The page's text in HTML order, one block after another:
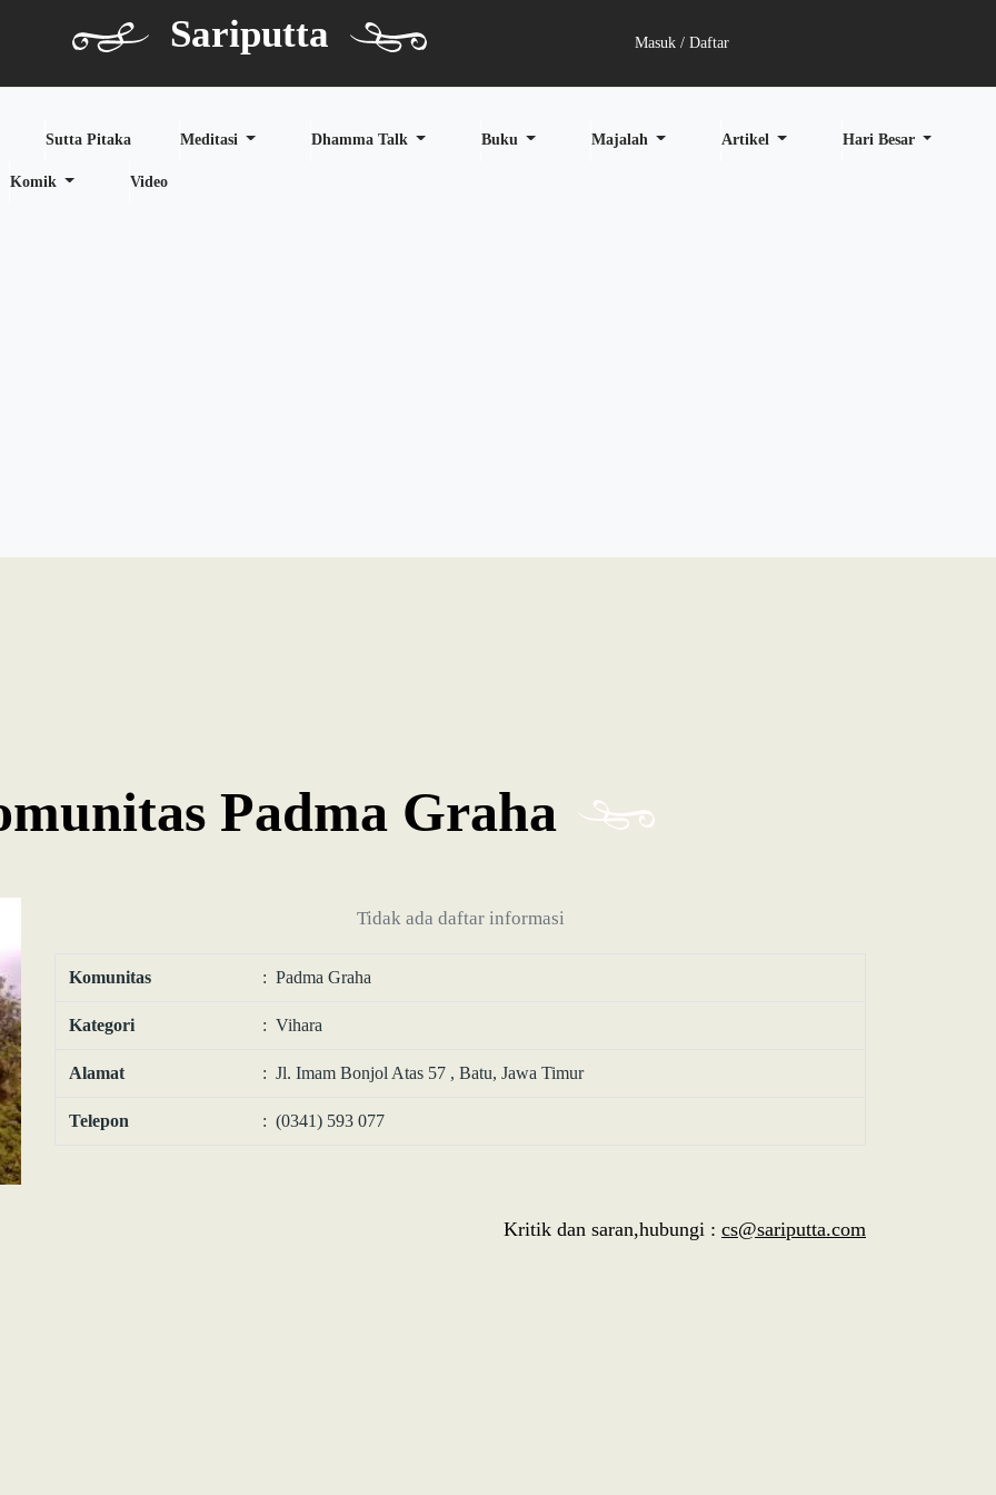
Sariputta Masuk / Daftar
Sutta Pitaka Meditasi Dhamma Talk Buku Majalah Artikel Hari Besar
Komik Video
Padma Graha
Tidak ada daftar informasi
Komunitas : Padma Graha
Kategori : Vihara
Alamat : Jl. Imam Bonjol Atas 57 , Batu, Jawa Timur
Telepon : (0341) 593 077
Kritik dan saran,hubungi : cs@sariputta.com